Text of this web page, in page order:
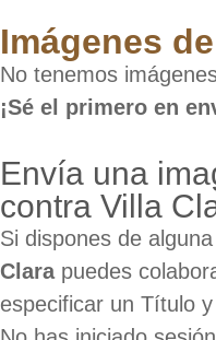
Imágenes
No tenemos
¡Sé el primero en
Envía una
contra Villa
Si dispones de
Clarapuedes
especificar un Título